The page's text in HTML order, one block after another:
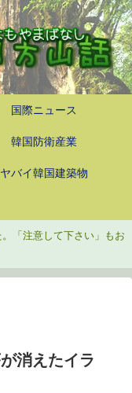
国際ニュース
韓国防衛産業
ヤバイ韓国建築物
「注意して下さい」もお
消えたイラ